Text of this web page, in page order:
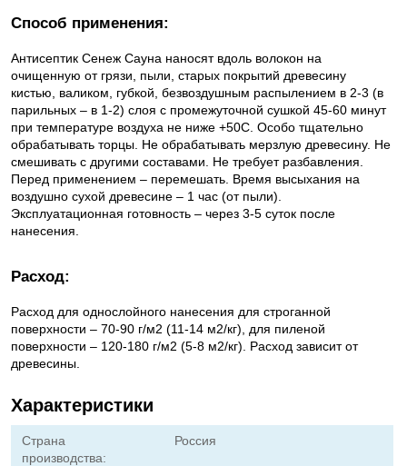
Способ применения:
Антисептик Сенеж Сауна наносят вдоль волокон на
очищенную от грязи, пыли, старых покрытий древесину
кистью, валиком, губкой, безвоздушным распылением в 2-3 (в
парильных – в 1-2) слоя с промежуточной сушкой 45-60 минут
при температуре воздуха не ниже +50С. Особо тщательно
обрабатывать торцы. Не обрабатывать мерзлую древесину. Не
смешивать с другими составами. Не требует разбавления.
Перед применением – перемешать. Время высыхания на
воздушно сухой древесине – 1 час (от пыли).
Эксплуатационная готовность – через 3-5 суток после
нанесения.
Расход:
Расход для однослойного нанесения для строганной
поверхности – 70-90 г/м2 (11-14 м2/кг), для пиленой
поверхности – 120-180 г/м2 (5-8 м2/кг). Расход зависит от
древесины.
Характеристики
Страна
производства:
Россия